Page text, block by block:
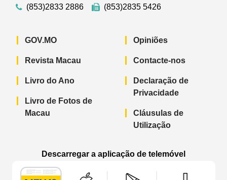
(853)2833 2886
(853)2835 5426
GOV.MO
Revista Macau
Livro do Ano
Livro de Fotos de
Macau
Opiniões
Contacte-nos
Declaração de
Privacidade
Cláusulas de
Utilização
Descarregar a aplicação de telemóvel